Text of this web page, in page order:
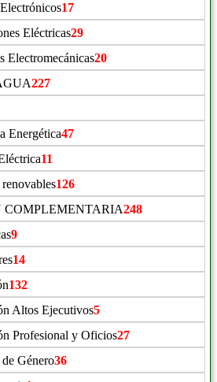
17
Eléctricas29
Electromecánicas20
227
Energética47
11
126
COMPLEMENTARIA248
9
14
132
Altos Ejecutivos5
Profesional y Oficios27
Género36